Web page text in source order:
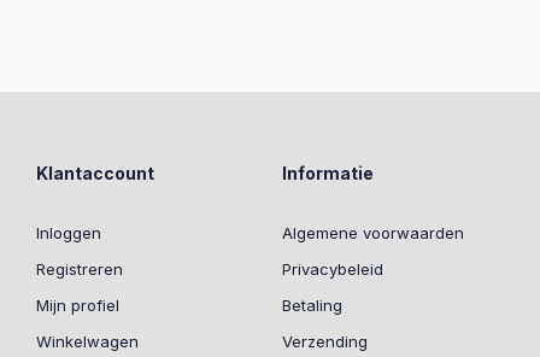
Klantaccount
Inloggen
Registreren
Mijn profiel
Winkelwagen
Informatie
Algemene voorwaarden
Privacybeleid
Betaling
Verzending